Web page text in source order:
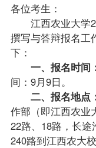
各位考生：
江西农业大学
撰写与答辩报名工
下：
一、报名时间
间：9月9日。
二、报名地点
作部（即江西农业
22路、18路，长
240路到江西农大